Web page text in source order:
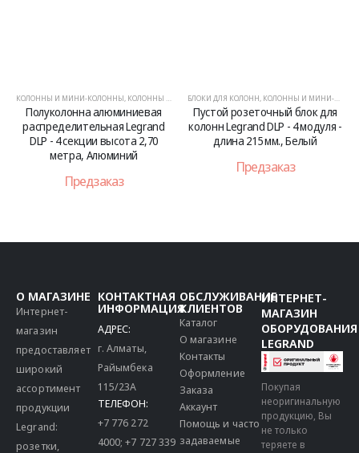
,РЕШЕНИЯ ДЛЯ ОФИСОВ
КОЛОННЫ И МИНИ-КОЛОННЫ, КОЛОННЫ И МИНИ-КОЛОННЫ ,РЕШЕНИЯ ДЛЯ ОФИСОВ
Полуколонна алюминиевая
распределительная Legrand
DLP - 4 секции высота 2,70
метра, Алюминий
Предзаказ
БЛОКИ ДЛЯ КОЛОНН, КОЛОННЫ И МИНИ-КОЛОННЫ
Пустой розеточный блок для
колонн Legrand DLP - 4 модуля -
длина 215 мм., Белый
Предзаказ
О МАГАЗИНЕ
Интернет-
магазин
предоставляет
широкий
ассортимент
продукции
Legrand:
розетки,
КОНТАКТНАЯ
ИНФОРМАЦИЯ
АДРЕС:
г. Алматы,
Райымбека
115/23A
ТЕЛЕФОН:
+7 776 272
4000;+7 727 339
ОБСЛУЖИВАНИЕ
КЛИЕНТОВ
Каталог
О магазине
Контакты
Оформление
Заказа
Аккаунт
Помощь и часто
задаваемые
ИНТЕРНЕТ-
МАГАЗИН
ОБОРУДОВАНИЯ
LEGRAND
Покупая
неоригинальную
продукцию, Вы
не только
теряете в